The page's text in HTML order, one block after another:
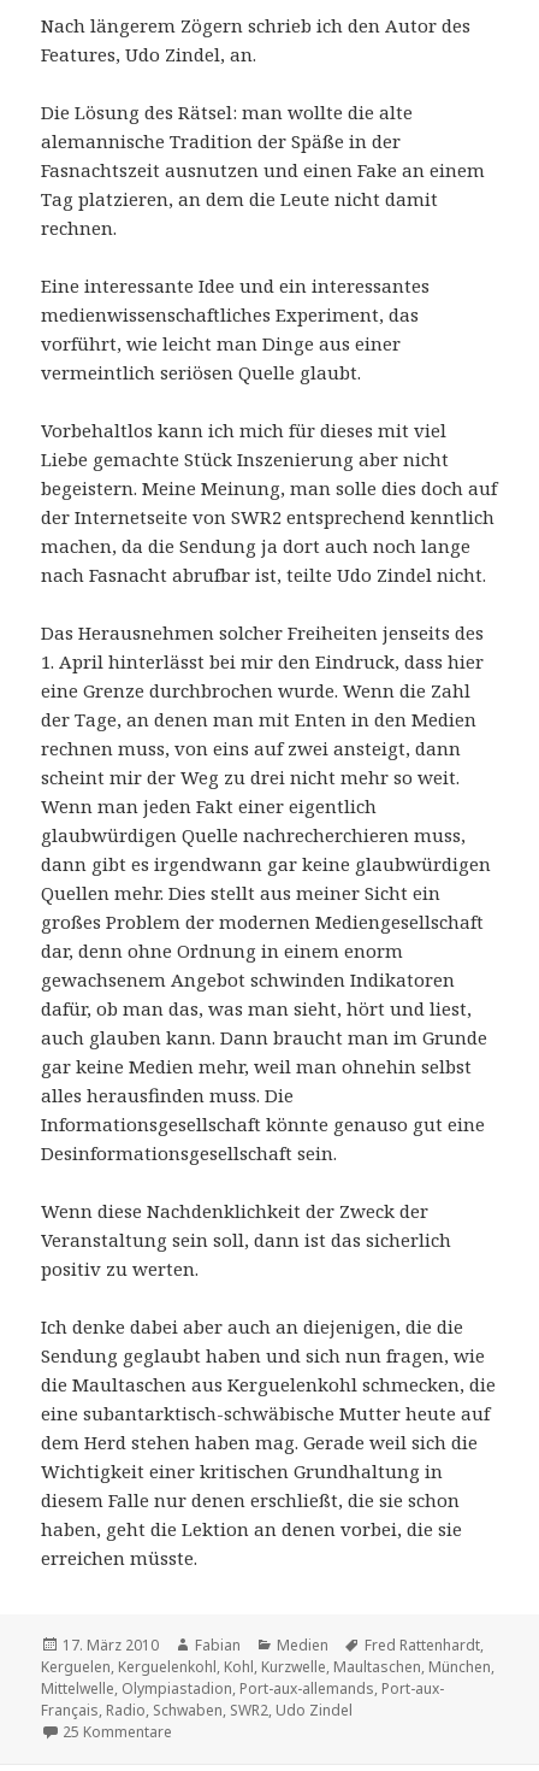
Nach längerem Zögern schrieb ich den Autor des
Features, Udo Zindel, an.
Die Lösung des Rätsel: man wollte die alte
alemannische Tradition der Späße in der
Fasnachtszeit ausnutzen und einen Fake an einem
Tag platzieren, an dem die Leute nicht damit
rechnen.
Eine interessante Idee und ein interessantes
medienwissenschaftliches Experiment, das
vorführt, wie leicht man Dinge aus einer
vermeintlich seriösen Quelle glaubt.
Vorbehaltlos kann ich mich für dieses mit viel
Liebe gemachte Stück Inszenierung aber nicht
begeistern. Meine Meinung, man solle dies doch auf
der Internetseite von SWR2 entsprechend kenntlich
machen, da die Sendung ja dort auch noch lange
nach Fasnacht abrufbar ist, teilte Udo Zindel nicht.
Das Herausnehmen solcher Freiheiten jenseits des
1. April hinterlässt bei mir den Eindruck, dass hier
eine Grenze durchbrochen wurde. Wenn die Zahl
der Tage, an denen man mit Enten in den Medien
rechnen muss, von eins auf zwei ansteigt, dann
scheint mir der Weg zu drei nicht mehr so weit.
Wenn man jeden Fakt einer eigentlich
glaubwürdigen Quelle nachrecherchieren muss,
dann gibt es irgendwann gar keine glaubwürdigen
Quellen mehr. Dies stellt aus meiner Sicht ein
großes Problem der modernen Mediengesellschaft
dar, denn ohne Ordnung in einem enorm
gewachsenem Angebot schwinden Indikatoren
dafür, ob man das, was man sieht, hört und liest,
auch glauben kann. Dann braucht man im Grunde
gar keine Medien mehr, weil man ohnehin selbst
alles herausfinden muss. Die
Informationsgesellschaft könnte genauso gut eine
Desinformationsgesellschaft sein.
Wenn diese Nachdenklichkeit der Zweck der
Veranstaltung sein soll, dann ist das sicherlich
positiv zu werten.
Ich denke dabei aber auch an diejenigen, die die
Sendung geglaubt haben und sich nun fragen, wie
die Maultaschen aus Kerguelenkohl schmecken, die
eine subantarktisch-schwäbische Mutter heute auf
dem Herd stehen haben mag. Gerade weil sich die
Wichtigkeit einer kritischen Grundhaltung in
diesem Falle nur denen erschließt, die sie schon
haben, geht die Lektion an denen vorbei, die sie
erreichen müsste.
Veröffentlicht
am
17. März 2010 Autor
Fabian Kategorien
Medien Schlagwörter
Fred Rattenhardt,
Kerguelen, Kerguelenkohl, Kohl, Kurzwelle, Maultaschen, München,
Mittelwelle, Olympiastadion, Port-aux-allemands, Port-aux-
Français, Radio, Schwaben, SWR2, Udo Zindel
25 Kommentare